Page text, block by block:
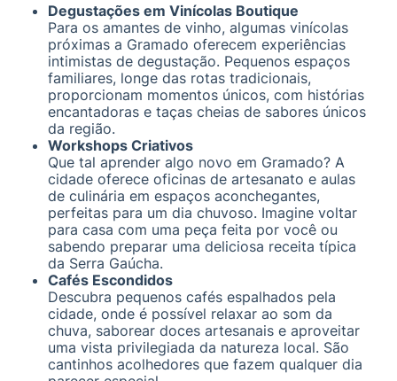
Degustações em Vinícolas Boutique
Para os amantes de vinho, algumas vinícolas
próximas a Gramado oferecem experiências
intimistas de degustação. Pequenos espaços
familiares, longe das rotas tradicionais,
proporcionam momentos únicos, com histórias
encantadoras e taças cheias de sabores únicos
da região.
Workshops Criativos
Que tal aprender algo novo em Gramado? A
cidade oferece oficinas de artesanato e aulas
de culinária em espaços aconchegantes,
perfeitas para um dia chuvoso. Imagine voltar
para casa com uma peça feita por você ou
sabendo preparar uma deliciosa receita típica
da Serra Gaúcha.
Cafés Escondidos
Descubra pequenos cafés espalhados pela
cidade, onde é possível relaxar ao som da
chuva, saborear doces artesanais e aproveitar
uma vista privilegiada da natureza local. São
cantinhos acolhedores que fazem qualquer dia